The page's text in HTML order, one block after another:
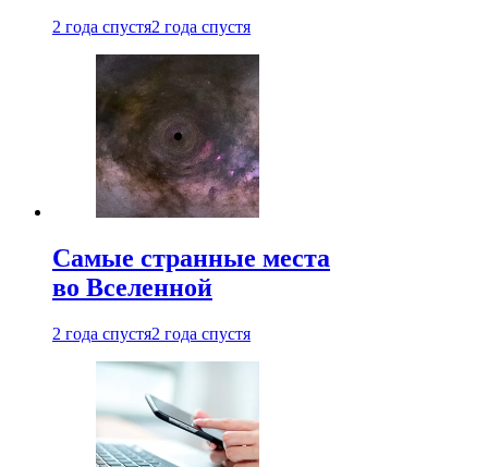
2 года спустя2 года спустя
Самые странные места
во Вселенной
2 года спустя2 года спустя